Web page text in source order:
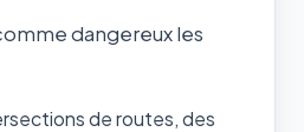
dangereux les
de routes, des